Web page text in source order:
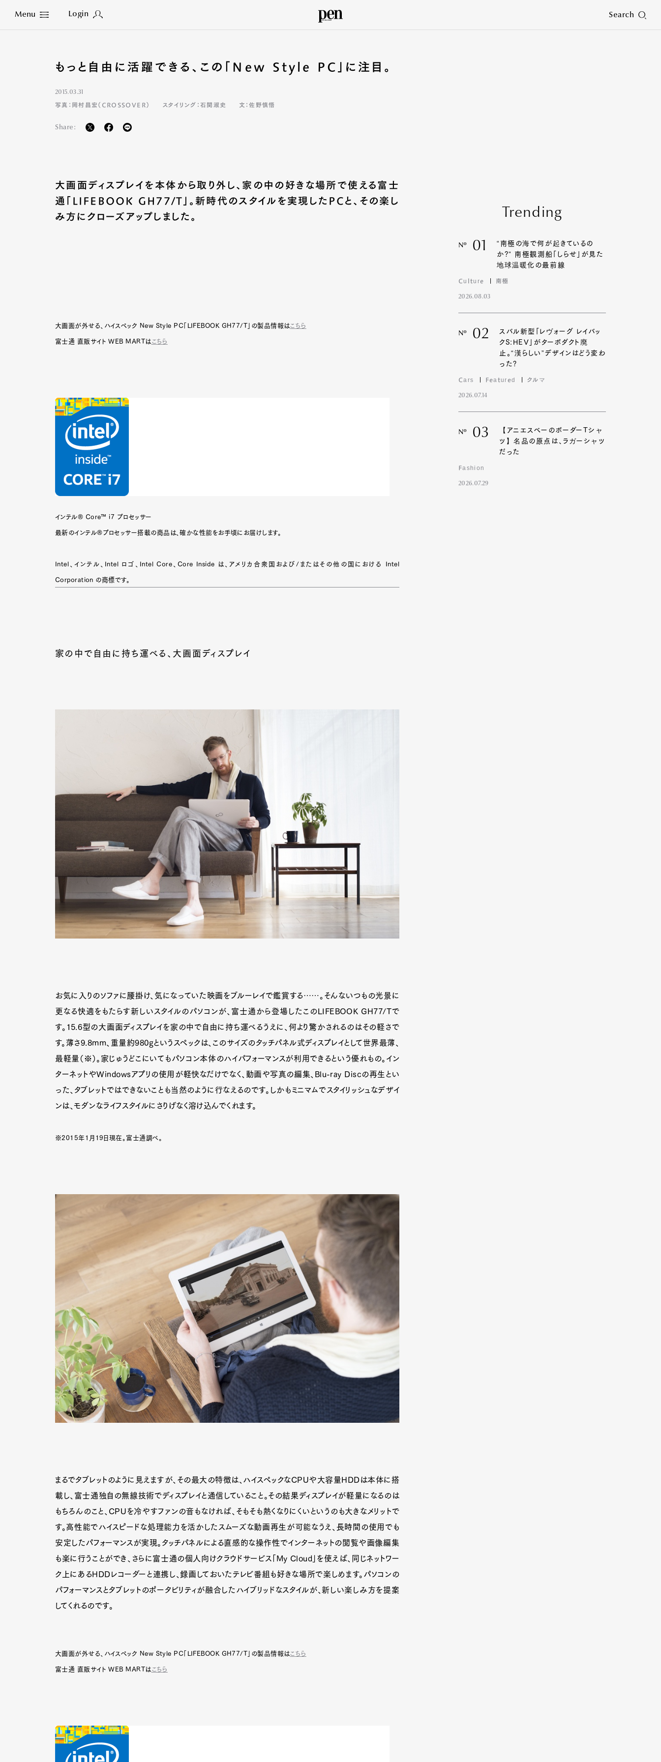
Menu Login Search
Close
Art&Design Watch
Fashion
Gourmet
Cars Product
Culture
Lifestyle
Pen Meet Pen international Pen tw
もっと自由に活躍できる、この「New Style PC」に注目。
2015.03.31
写真：岡村昌宏（CROSSOVER） スタイリング：石関淑史 文：佐野慎悟
Share:
大画面ディスプレイを本体から取り外し、家の中の好きな場所で使える富士
通「LIFEBOOK GH77/T」。新時代のスタイルを実現したPCと、その楽し
み方にクローズアップしました。
大画面が外せる、ハイスペック New Style PC「LIFEBOOK GH77/T」の製品情報はこちら
富士通 直販サイト WEB MARTはこちら
インテル® Core™ i7 プロセッサー
最新のインテル®プロセッサー搭載の商品は、確かな性能をお手頃にお届けします。
Intel、インテル、Intel ロゴ、Intel Core、Core Inside は、アメリカ合衆国および/またはその他の国における Intel
Corporation の商標です。
家の中で自由に持ち運べる、大画面ディスプレイ
お気に入りのソファに腰掛け、気になっていた映画をブルーレイで鑑賞する……。そんないつもの光景に
更なる快適をもたらす新しいスタイルのパソコンが、富士通から登場したこのLIFEBOOK GH77/Tで
す。15.6型の大画面ディスプレイを家の中で自由に持ち運べるうえに、何より驚かされるのはその軽さで
す。薄さ9.8mm、重量約980gというスペックは、このサイズのタッチパネル式ディスプレイとして世界最薄、
最軽量（※）。家じゅうどこにいてもパソコン本体のハイパフォーマンスが利用できるという優れもの。イン
ターネットやWindowsアプリの使用が軽快なだけでなく、動画や写真の編集、Blu-ray Discの再生とい
った、タブレットではできないことも当然のように行なえるのです。しかもミニマムでスタイリッシュなデザイ
ンは、モダンなライフスタイルにさりげなく溶け込んでくれます。
※2015年1月19日現在。富士通調べ。
まるでタブレットのように見えますが、その最大の特徴は、ハイスペックなCPUや大容量HDDは本体に搭
載し、富士通独自の無線技術でディスプレイと通信していること。その結果ディスプレイが軽量になるのは
もちろんのこと、CPUを冷やすファンの音もなければ、そもそも熱くなりにくいというのも大きなメリットで
す。高性能でハイスピードな処理能力を活かしたスムーズな動画再生が可能なうえ、長時間の使用でも
安定したパフォーマンスが実現。タッチパネルによる直感的な操作性でインターネットの閲覧や画像編集
も楽に行うことができ、さらに富士通の個人向けクラウドサービス「My Cloud」を使えば、同じネットワー
ク上にあるHDDレコーダーと連携し、録画しておいたテレビ番組も好きな場所で楽しめます。パソコンの
パフォーマンスとタブレットのポータビリティが融合したハイブリッドなスタイルが、新しい楽しみ方を提案
してくれるのです。
大画面が外せる、ハイスペック New Style PC「LIFEBOOK GH77/T」の製品情報はこちら
富士通 直販サイト WEB MARTはこちら
Trending
Nº 01
“南極の海で何が起きているの
か?” 南極観測船「しらせ」が見た
地球温暖化の最前線
Culture 南極
2026.08.03
Nº 02
スバル新型「レヴォーグ レイバッ
クS:HEV」がターボダクト廃
止。“漢らしい”デザインはどう変わ
った?
Cars Featured クルマ
2026.07.14
Nº 03
【アニエスベーのボーダーTシャ
ツ】名品の原点は、ラガーシャツ
だった
Fashion
2026.07.29